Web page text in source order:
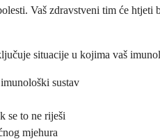
Vaš zdravstveni tim će
situacije u kojima vaš
sustav
se to ne riješi
mjehura